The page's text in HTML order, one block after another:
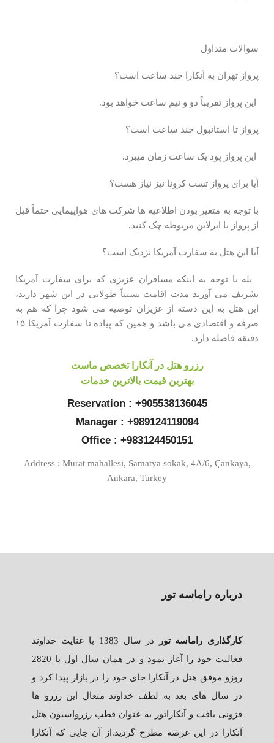
سوالات متداول
پرواز تهران به آنکارا چند ساعت است؟
این پرواز تقریباً دو و نیم ساعت خواهد بود.
پرواز تا استانبول چند ساعت است؟
این پرواز پود یک ساعت زمان میبرد.
آیا برای پرواز تست کرونا نیز نیاز هست؟
با توجه به متغیر بودن اطلاعیه ها شرکت های هواپیمایی حتماً قبل
از پرواز با ایرلاین مربوطه چک کنید.
آیا این هتل به سفارت آمریکا نزدیک است؟
بله با توجه به اینکه مسافران عزیزی که برای سفارت آمریکا
تشریف می آورند مدت اقامت نسبتاً طولانی در این شهر دارند،
این هتل به این دسته از عزیزان توصیه می شود چرا که هم به
صرفه و اقتصادی می باشد و همین که پیاده تا سفارت آمریکا ۱۵
دقیقه فاصله دارد.
رزرو هتل در آنکارا تخصص ماست
بهترین قیمت بالاترین خدمات
Reservation : +905538136045
Manager : +989124119094
Office : +983124450151
Address : Murat mahallesi, Samatya sokak, 4A/6, Çankaya,
Ankara, Turkey
درباره راماسه تور
کارگذاری راماسه تور
در سال 1383 با عنایت خداوند
فعالیت خود را آغاز نمود و در همان سال اول با 2820
روزو موفق هتل در آنکارا جای خود را در بازار پیدا کرد و
در سال های بعد به لطف خداوند متعال این رزرو ها
فزونی یافت و آنکاراتور به عنوان قطب رزرواسیون هتل
آنکارا در این عرصه مطرح گردید.از آن جایی که آنکارا